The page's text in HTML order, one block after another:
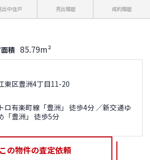
出中住戸 売出履歴 成約履歴
積 85.79m²
東区豊洲4丁目11-20
ロ有楽町線「豊洲」 徒歩4分 ／新交通ゆ
「豊洲」 徒歩5分
この物件の査定依頼